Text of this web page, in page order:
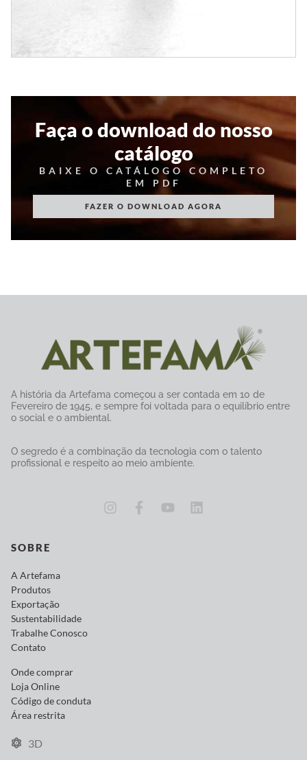
Faça o download do nosso
catálogo
BAIXE O CATÁLOGO COMPLETO
EM PDF
FAZER O DOWNLOAD AGORA
A história da Artefama começou a ser contada em 10 de
Fevereiro de 1945, e sempre foi voltada para o equilíbrio entre
o social e o ambiental.
O segredo é a combinação da tecnologia com o talento
profissional e respeito ao meio ambiente.
SOBRE
A Artefama
Produtos
Exportação
Sustentabilidade
Trabalhe Conosco
Contato
Onde comprar
Loja Online
Código de conduta
Área restrita
3D